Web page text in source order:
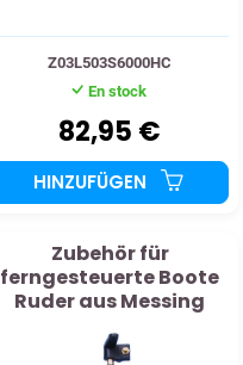
Z03L503S6000HC
En stock
82,95 €
HINZUFÜGEN
Zubehör für
ferngesteuerte Boote
Ruder aus Messing